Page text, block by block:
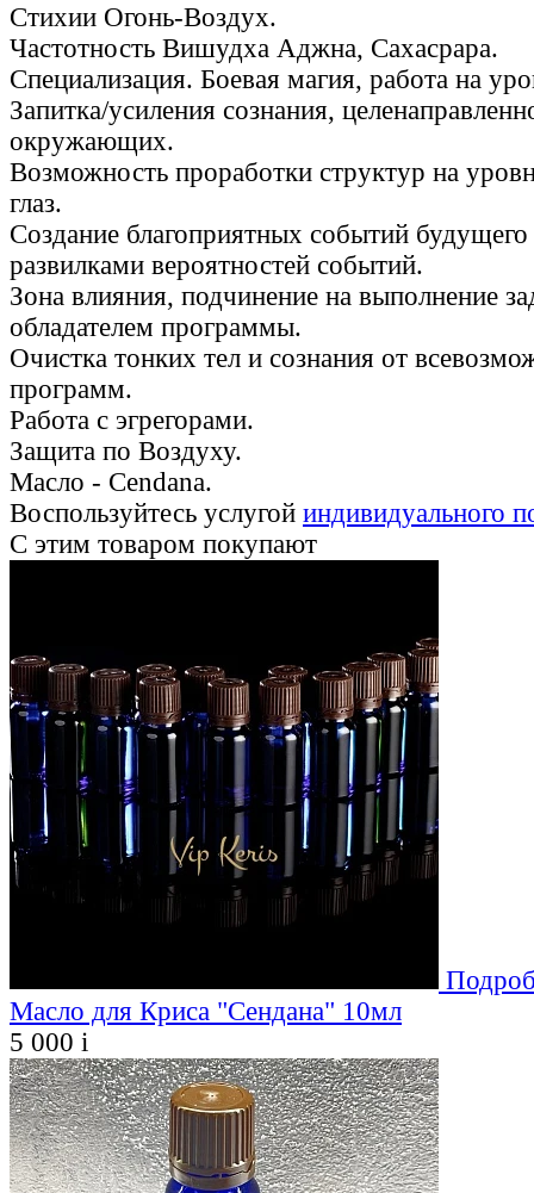
Стихии Огонь-Воздух.
Частотность Вишудха Аджна, Сахасрара.
Специализация. Боевая магия, работа на
Запитка/усиления сознания,
окружающих.
Возможность проработки структур на
глаз.
Создание благоприятных событий будущего
развилками вероятностей событий.
Зона влияния, подчинение на выполнение
обладателем программы.
Очистка тонких тел и сознания от
программ.
Работа с эгрегорами.
Защита по Воздуху.
Масло - Cendana.
Воспользуйтесь услугой индивидуального
С этим товаром покупают
Масло для Криса "Сендана" 10мл
5 000 i